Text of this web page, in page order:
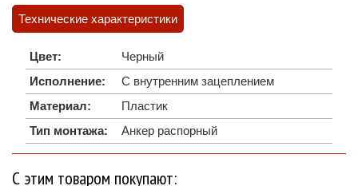
Технические характеристики
Цвет:
Черный
Исполнение:
С внутренним зацеплением
Материал:
Пластик
Тип монтажа:
Анкер распорный
С этим товаром покупают: